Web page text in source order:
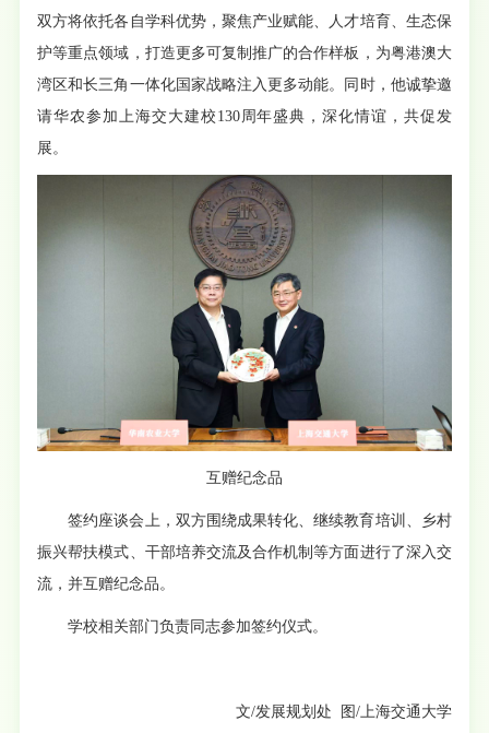
双方将依托各自学科优势，聚焦产业赋能、人才培育、生态保
护等重点领域，打造更多可复制推广的合作样板，为粤港澳大
湾区和长三角一体化国家战略注入更多动能。同时，他诚挚邀
请华农参加上海交大建校130周年盛典，深化情谊，共促发
展。
互赠纪念品
签约座谈会上，双方围绕成果转化、继续教育培训、乡村
振兴帮扶模式、干部培养交流及合作机制等方面进行了深入交
流，并互赠纪念品。
学校相关部门负责同志参加签约仪式。
文/发展规划处 图/上海交通大学